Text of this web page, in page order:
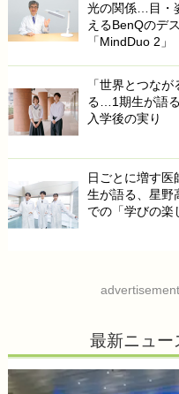
光の関係…目・
えるBenQのデ
「MindDuo 2」
「世界とつな
る…1期生が語
入学後の実り
日ごとに増す
生が語る、星野
での「学びの楽
advertisement
最新ニュー